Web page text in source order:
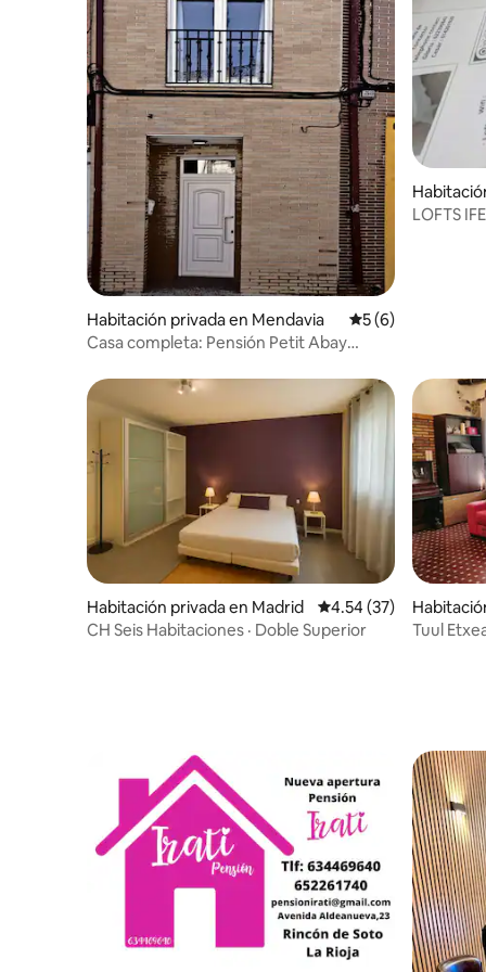
Habitación privada en Mendavia Calificación
5 (6)
Casa completa: Pensión Petit Abay
LOFTS
Habitación privada en Madrid Calificación
4.54 (37)
CH Seis Habitaciones · Doble Superior
ao
Tuul Etxea. Habitación doble a